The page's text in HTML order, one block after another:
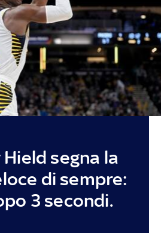
Hield segna la
di sempre:
3 secondi.